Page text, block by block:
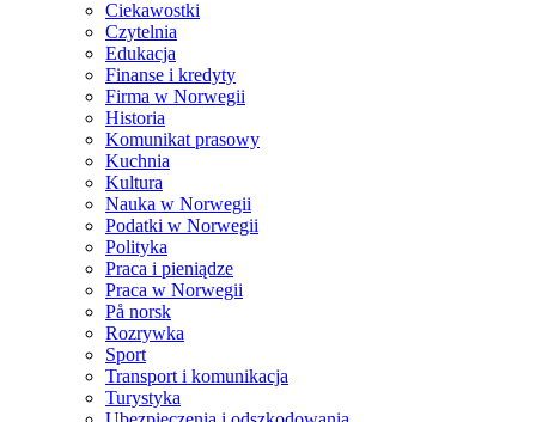
Ciekawostki
Czytelnia
Edukacja
Finanse i kredyty
Firma w Norwegii
Historia
Komunikat prasowy
Kuchnia
Kultura
Nauka w Norwegii
Podatki w Norwegii
Polityka
Praca i pieniądze
Praca w Norwegii
På norsk
Rozrywka
Sport
Transport i komunikacja
Turystyka